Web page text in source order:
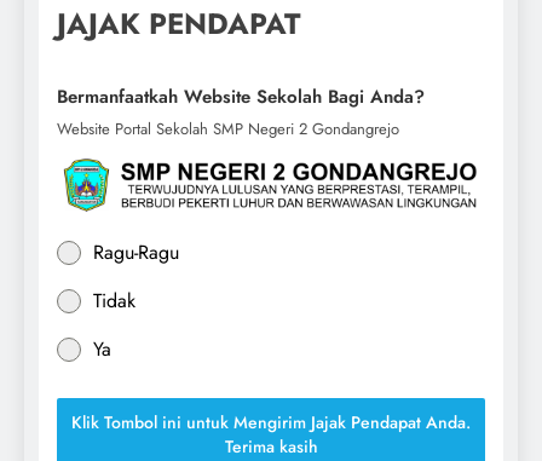
JAJAK PENDAPAT
Bermanfaatkah Website Sekolah Bagi Anda?
Website Portal Sekolah SMP Negeri 2 Gondangrejo
Ragu-Ragu
Tidak
Ya
Klik Tombol ini untuk Mengirim Jajak Pendapat Anda.
Terima kasih